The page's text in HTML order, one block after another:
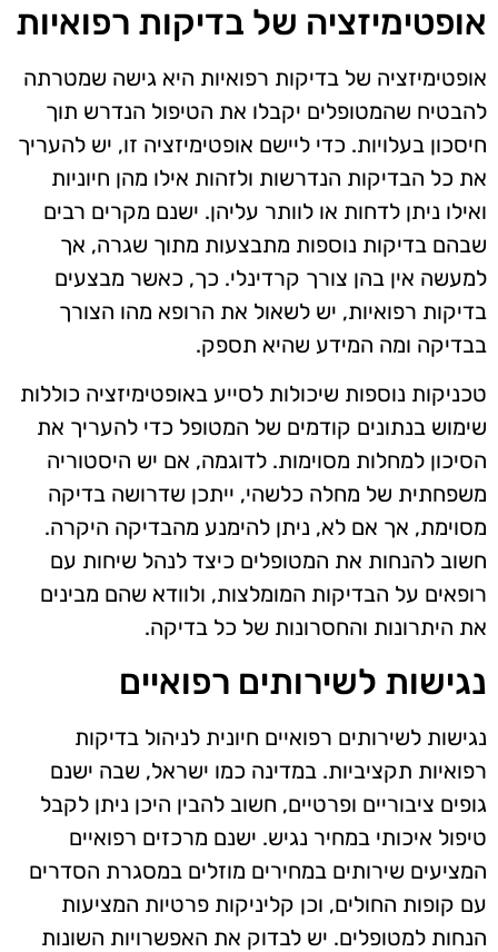
אופטימיזציה של בדיקות רפואיות
אופטימיזציה של בדיקות רפואיות היא גישה שמטרתה
להבטיח שהמטופלים יקבלו את הטיפול הנדרש תוך
חיסכון בעלויות. כדי ליישם אופטימיזציה זו, יש להעריך
את כל הבדיקות הנדרשות ולזהות אילו מהן חיוניות
ואילו ניתן לדחות או לוותר עליהן. ישנם מקרים רבים
שבהם בדיקות נוספות מתבצעות מתוך שגרה, אך
למעשה אין בהן צורך קרדינלי. כך, כאשר מבצעים
בדיקות רפואיות, יש לשאול את הרופא מהו הצורך
בבדיקה ומה המידע שהיא תספק.
טכניקות נוספות שיכולות לסייע באופטימיזציה כוללות
שימוש בנתונים קודמים של המטופל כדי להעריך את
הסיכון למחלות מסוימות. לדוגמה, אם יש היסטוריה
משפחתית של מחלה כלשהי, ייתכן שדרושה בדיקה
מסוימת, אך אם לא, ניתן להימנע מהבדיקה היקרה.
חשוב להנחות את המטופלים כיצד לנהל שיחות עם
רופאים על הבדיקות המומלצות, ולוודא שהם מבינים
את היתרונות והחסרונות של כל בדיקה.
נגישות לשירותים רפואיים
נגישות לשירותים רפואיים חיונית לניהול בדיקות
רפואיות תקציביות. במדינה כמו ישראל, שבה ישנם
גופים ציבוריים ופרטיים, חשוב להבין היכן ניתן לקבל
טיפול איכותי במחיר נגיש. ישנם מרכזים רפואיים
המציעים שירותים במחירים מוזלים במסגרת הסדרים
עם קופות החולים, וכן קליניקות פרטיות המציעות
הנחות למטופלים. יש לבדוק את האפשרויות השונות